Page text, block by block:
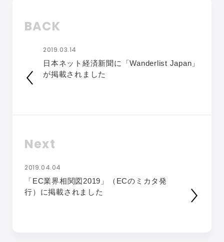
BACK
2019.03.14
日本ネット経済新聞に「Wanderlist Japan」
が掲載されました
Next
2019.04.04
「EC業界相関図2019」（ECのミカタ発
行）に掲載されました